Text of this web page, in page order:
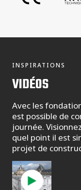
INSPIRATIONS
VIDÉOS
Avec les
est possible de
journée.
quel point il est
projet de